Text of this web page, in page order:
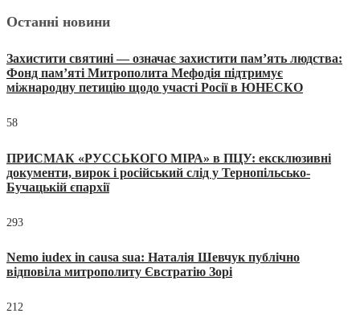
Останні новини
Захистити святині — означає захистити пам’ять людства:
Фонд пам’яті Митрополита Мефодія підтримує
міжнародну петицію щодо участі Росії в ЮНЕСКО
58
ПРИСМАК «РУССЬКОГО МІРА» в ПЦУ: ексклюзивні
документи, вирок і російський слід у Тернопільсько-
Бучацькій єпархії
293
Nemo iudex in causa sua: Наталія Шевчук публічно
відповіла митрополиту Євстратію Зорі
212